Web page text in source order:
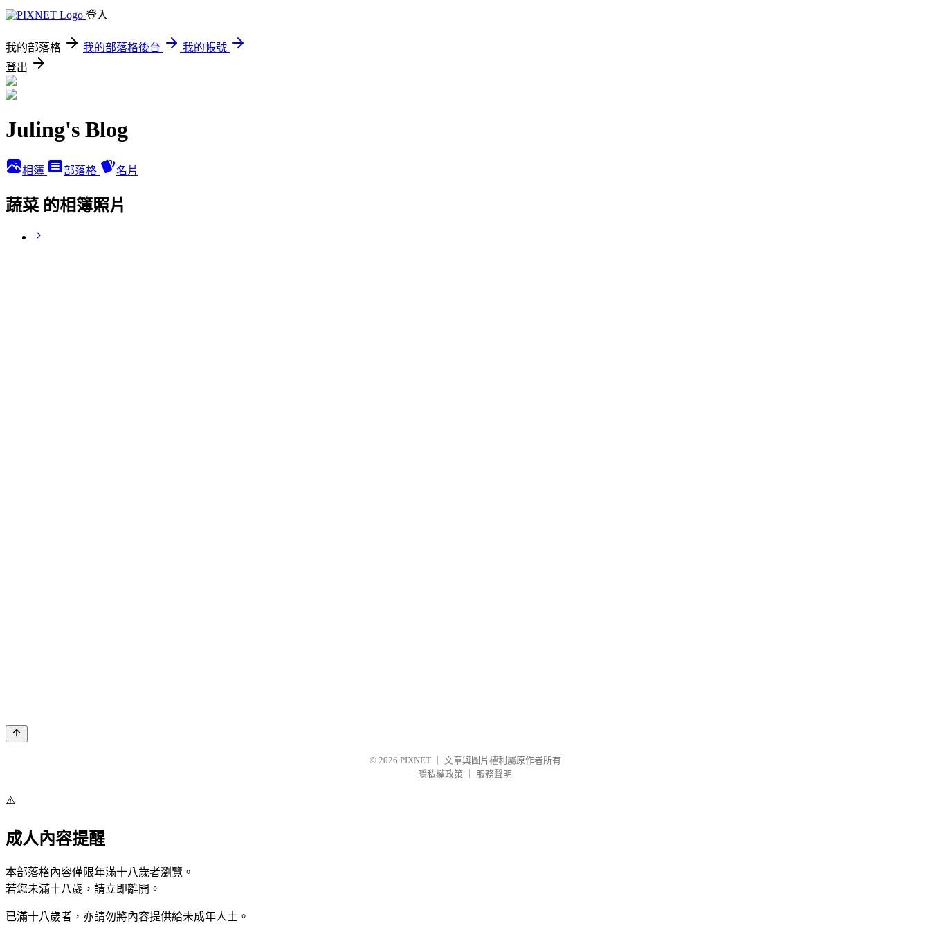
登入
我的部落格 我的部落格後台
我的帳號
登出
Juling's Blog
相簿 部落格 名片
蔬菜 的相簿照片
© 2026 PIXNET
文章與圖片權利屬原作者所有
隱私權政策
服務聲明
⚠️
成人內容提醒
本部落格內容僅限年滿十八歲者瀏覽。
若您未滿十八歲，請立即離開。
已滿十八歲者，亦請勿將內容提供給未成年人士。